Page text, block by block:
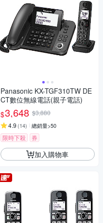
Panasonic KX-TGF310TW DE
CT數位無線電話(親子電話)
$3,648 $3,880
4.9 (14) 總銷量>50
限時下殺 券
加入購物車